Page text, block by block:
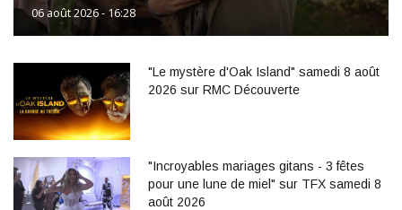
06 août 2026 - 16:28
"Le mystère d'Oak Island" samedi 8 août
2026 sur RMC Découverte
"Incroyables mariages gitans - 3 fêtes
pour une lune de miel" sur TFX samedi 8
août 2026